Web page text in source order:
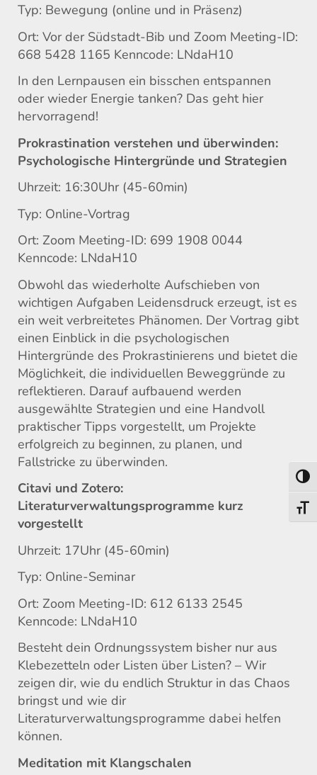
Typ: Bewegung (online und in Präsenz)
Ort: Vor der Südstadt-Bib und Zoom Meeting-ID:
668 5428 1165 Kenncode: LNdaH10
In den Lernpausen ein bisschen entspannen
oder wieder Energie tanken? Das geht hier
hervorragend!
Prokrastination verstehen und überwinden:
Psychologische Hintergründe und Strategien
Uhrzeit: 16:30Uhr (45-60min)
Typ: Online-Vortrag
Ort: Zoom Meeting-ID: 699 1908 0044
Kenncode: LNdaH10
Obwohl das wiederholte Aufschieben von
wichtigen Aufgaben Leidensdruck erzeugt, ist es
ein weit verbreitetes Phänomen. Der Vortrag gibt
einen Einblick in die psychologischen
Hintergründe des Prokrastinierens und bietet die
Möglichkeit, die individuellen Beweggründe zu
reflektieren. Darauf aufbauend werden
ausgewählte Strategien und eine Handvoll
praktischer Tipps vorgestellt, um Projekte
erfolgreich zu beginnen, zu planen, und
Fallstricke zu überwinden.
Citavi und Zotero:
Literaturverwaltungsprogramme kurz
vorgestellt
Uhrzeit: 17Uhr (45-60min)
Typ: Online-Seminar
Ort: Zoom Meeting-ID: 612 6133 2545
Kenncode: LNdaH10
Besteht dein Ordnungssystem bisher nur aus
Klebezetteln oder Listen über Listen? – Wir
zeigen dir, wie du endlich Struktur in das Chaos
bringst und wie dir
Literaturverwaltungsprogramme dabei helfen
können.
Meditation mit Klangschalen